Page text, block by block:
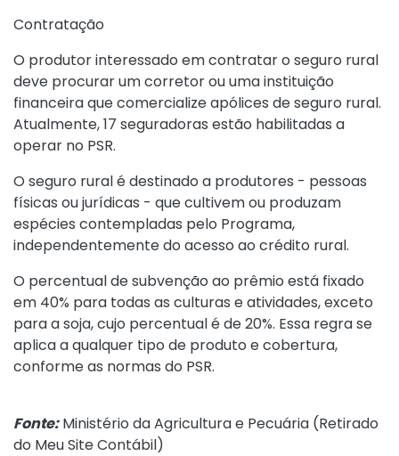
Contratação
O produtor interessado em contratar o seguro rural
deve procurar um corretor ou uma instituição
financeira que comercialize apólices de seguro rural.
Atualmente, 17 seguradoras estão habilitadas a
operar no PSR.
O seguro rural é destinado a produtores - pessoas
físicas ou jurídicas - que cultivem ou produzam
espécies contempladas pelo Programa,
independentemente do acesso ao crédito rural.
O percentual de subvenção ao prêmio está fixado
em 40% para todas as culturas e atividades, exceto
para a soja, cujo percentual é de 20%. Essa regra se
aplica a qualquer tipo de produto e cobertura,
conforme as normas do PSR.
Fonte:Ministério da Agricultura e Pecuária (Retirado
do Meu Site Contábil)